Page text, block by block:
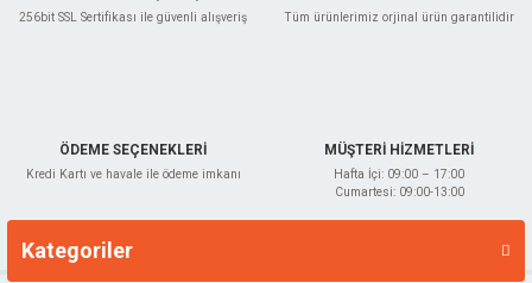
256bit SSL Sertifikası ile güvenli alışveriş Tüm ürünlerimiz orjinal ürün garantilidir
ÖDEME SEÇENEKLERİ
Kredi Kartı ve havale ile ödeme imkanı
MÜŞTERİ HİZMETLERİ
Hafta İçi: 09:00 – 17:00
Cumartesi: 09:00-13:00
Kategoriler
Markalar